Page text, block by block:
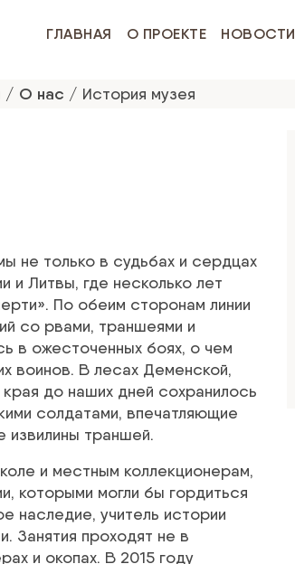
ГЛАВНАЯ О ПРОЕКТЕ НОВОСТИ
/ О нас / История музея
не только в судьбах и сердцах
и Литвы, где несколько лет
По обеим сторонам линии
со рвами, траншеями и
в ожесточенных боях, о чем
воинов. В лесах Деменской,
до наших дней сохранилось
солдатами, впечатляющие
извилины траншей.
и местным коллекционерам,
которыми могли бы гордиться
наследие, учитель истории
Занятия проходят не в
и ​​окопах. В 2015 году